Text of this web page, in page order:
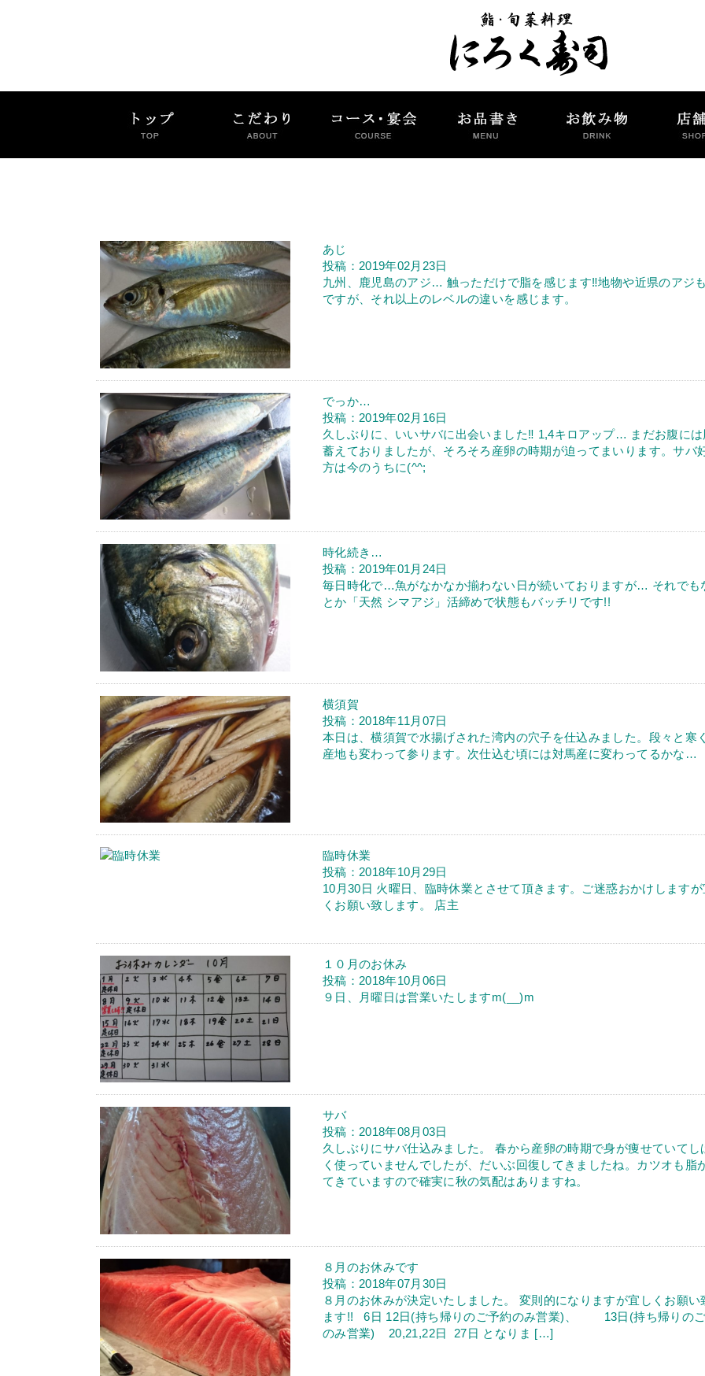
あじ
投稿：2019年02月23日
九州、鹿児島のアジ… 触っただけで脂を感じます‼地物や近県のアジ
ですが、それ以上のレベルの違いを感じます。
でっか…
投稿：2019年02月16日
久しぶりに、いいサバに出会いました‼ 1,4キロアップ… まだお腹には
蓄えておりましたが、そろそろ産卵の時期が迫ってまいります。サバ
方は今のうちに(^^;
時化続き…
投稿：2019年01月24日
毎日時化で…魚がなかなか揃わない日が続いておりますが… それでも
とか「天然 シマアジ」活締めで状態もバッチリです!!
横須賀
投稿：2018年11月07日
本日は、横須賀で水揚げされた湾内の穴子を仕込みました。段々と寒
産地も変わって参ります。次仕込む頃には対馬産に変わってるかな…
臨時休業
投稿：2018年10月29日
10月30日 火曜日、臨時休業とさせて頂きます。ご迷惑おかけしますが
くお願い致します。 店主
１０月のお休み
投稿：2018年10月06日
９日、月曜日は営業いたしますm(__)m
サバ
投稿：2018年08月03日
久しぶりにサバ仕込みました。 春から産卵の時期で身が痩せていてし
く使っていませんでしたが、だいぶ回復してきましたね。カツオも脂
てきていますので確実に秋の気配はありますね。
８月のお休みです
投稿：2018年07月30日
８月のお休みが決定いたしました。 変則的になりますが宜しくお願い
ます!! 6日 12日(持ち帰りのご予約のみ営業)、 13日(持ち帰りの
のみ営業) 20,21,22日 27日 となりま […]